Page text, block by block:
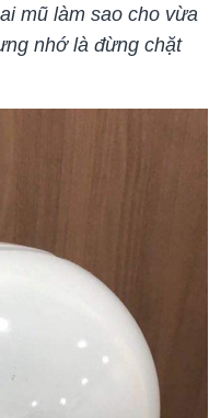
mũ làm sao cho vừa
nhớ là đừng chặt